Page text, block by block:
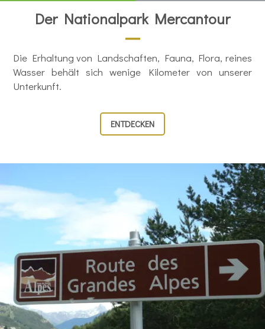
Der Nationalpark Mercantour
Die Erhaltung von Landschaften, Fauna, Flora, reines
Wasser behält sich wenige Kilometer von unserer
Unterkunft.
ENTDECKEN